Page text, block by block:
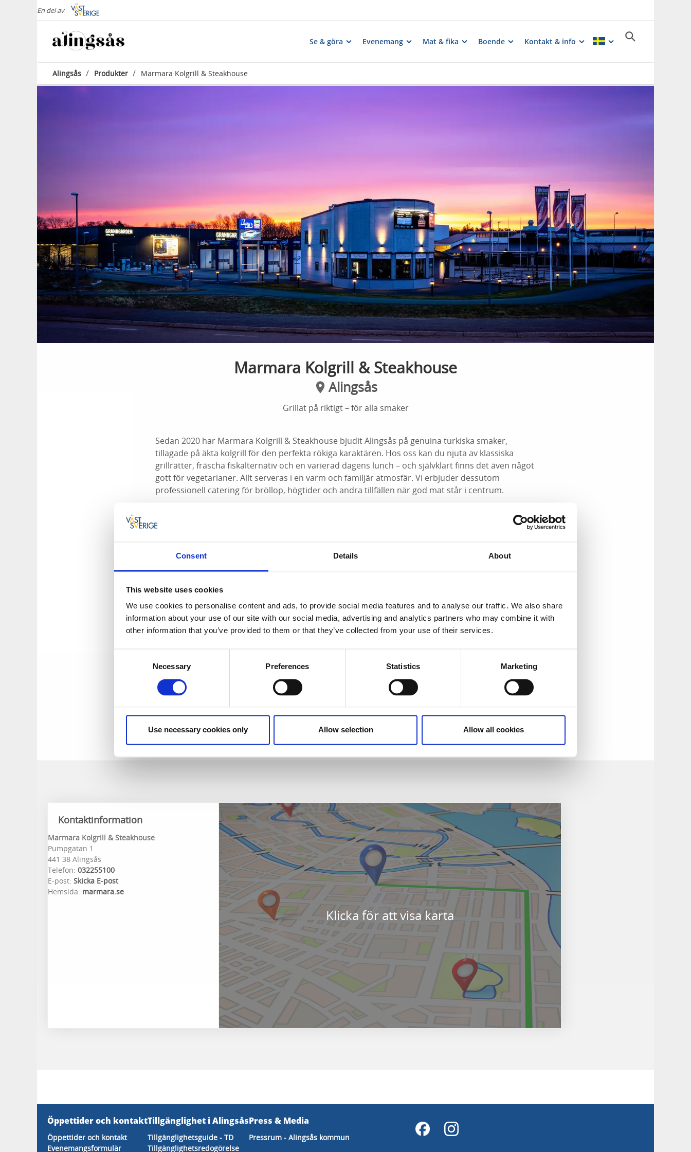
Consent Details About
This website uses cookies
We use cookies to personalise content and ads, to provide social media features and to analyse our traffic. We also share
information about your use of our site with our social media, advertising and analytics partners who may combine it with
other information that you’ve provided to them or that they’ve collected from your use of their services.
Necessary Preferences Statistics Marketing
Use necessary cookies only Allow selection Allow all cookies
En del av
Se & göra Evenemang Mat & fika Boende Kontakt & info
Alingsås / Produkter / Marmara Kolgrill & Steakhouse
Marmara Kolgrill & Steakhouse
Alingsås
Grillat på riktigt – för alla smaker
Sedan 2020 har Marmara Kolgrill & Steakhouse bjudit Alingsås på genuina turkiska smaker,
tillagade på äkta kolgrill för den perfekta rökiga karaktären. Hos oss kan du njuta av klassiska
grillrätter, fräscha fiskalternativ och en varierad dagens lunch – och självklart finns det även något
gott för vegetarianer. Allt serveras i en varm och familjär atmosfär. Vi erbjuder dessutom
professionell catering för bröllop, högtider och andra tillfällen när god mat står i centrum.
Kontaktinformation
Marmara Kolgrill & Steakhouse
Pumpgatan 1
441 38 Alingsås
Telefon: 032255100
E-post: Skicka E-post
Hemsida: marmara.se
Klicka för att visa karta
Öppettider och kontakt
Öppettider och kontakt
Evenemangsformulär
Tillgänglighet i Alingsås
Tillgänglighetsguide - TD
Tillgänglighetsredogörelse
Press & Media
Pressrum - Alingsås kommun